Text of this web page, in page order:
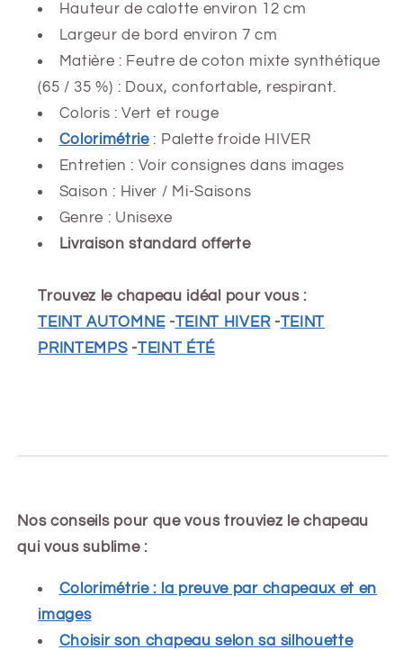
Hauteur de calotte environ 12 cm
Largeur de bord environ7 cm
Matière : Feutre de coton mixte synthétique
(65 / 35 %) : Doux, confortable, respirant.
Coloris : Vert et rouge
Colorimétrie: Palette froide HIVER
Entretien : Voir consignes dans images
Saison : Hiver / Mi-Saisons
Genre : Unisexe
Livraison standard offerte
Trouvez le chapeau idéal pour vous :
TEINT AUTOMNE-TEINT HIVER-TEINT
PRINTEMPS-TEINT ÉTÉ
Nos conseils pour que vous trouviez le chapeau
qui vous sublime :
Colorimétrie : la preuve par chapeaux et en
images
Choisir son chapeau selon sa silhouette